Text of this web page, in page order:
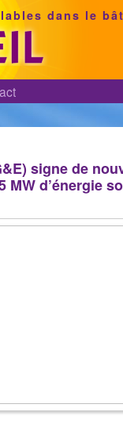
dans le
signe de
d’énergie